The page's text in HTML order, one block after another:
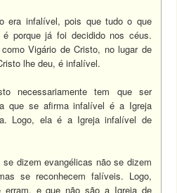
era infalível, pois que tudo o que
porque já foi decidido nos céus.
Vigário de Cristo, no lugar de
lhe deu, é infalível.
necessariamente tem que ser
que se afirma infalível é a Igreja
Logo, ela é a Igreja infalível de
dizem evangélicas não se dizem
se reconhecem falíveis. Logo,
erram, e que não são a Igreja de